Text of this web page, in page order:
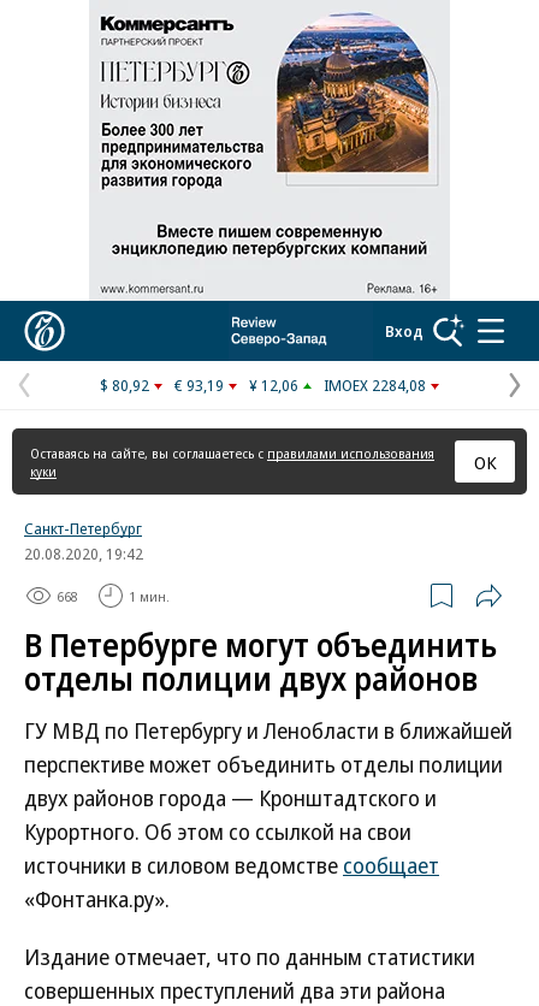
Реклама в «Ъ» www.kommersant.ru/ad
Вход
Предыдущая
страница
$ 80,92 € 93,19 ¥ 12,06 IMOEX 2284,08
Оставаясь на сайте, вы соглашаетесь с правилами использования
куки
ОК
Санкт-Петербург
20.08.2020, 19:42
668 1 мин.
В Петербурге могут объединить
отделы полиции двух районов
ГУ МВД по Петербургу и Ленобласти в ближайшей
перспективе может объединить отделы полиции
двух районов города — Кронштадтского и
Курортного. Об этом со ссылкой на свои
источники в силовом ведомстве сообщает
«Фонтанка.ру».
Издание отмечает, что по данным статистики
совершенных преступлений два эти района